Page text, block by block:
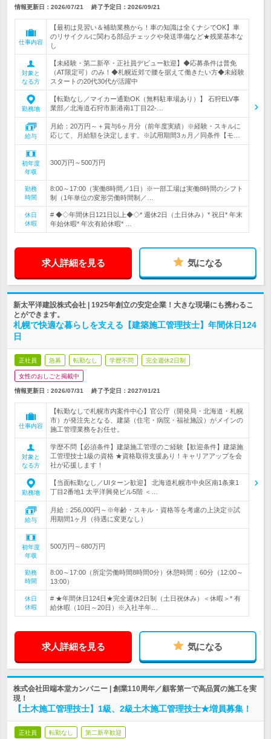
情報更新日：2026/07/21 終了予定日： 2026/09/21
仕事内容
【最初は見習い＆補助業務から！車の知識は全くナシでOK】車
のリサイクルに関わる部品チェックや発送準備など★残業基本な
し
対象と
なる方
【未経験・第二新卒・正社員デビュー歓迎】◆応募条件は普免
（AT限定可）のみ！◆札幌近郊で腰を据えて働きたい方◆未経験
スタートの20代30代が活躍中
勤務地
【転勤なし／マイカー通勤OK（無料駐車場あり）】 石狩ELV事
業部／北海道石狩市新港南1丁目22-…
給与
月給：20万円～＋賞与6ヶ月分（前年度実績）※経験・スキルに
応じて、月給額を決定します。※試用期間3ヵ月／同条件【モ…
初年度
年収
300万円～500万円
勤務
時間
8:00～17:00（実働8時間／1日）※一部工場は実働8時間のシフト
制（1年単位の変形労働時間制／…
休日
休暇
# ◆◇年間休日121日以上◆◇* 週休2日（土日休み）* 祝日* 年末
年始休暇* 年次有給休暇* …
求人詳細を見る 気になる
新太平洋建設株式会社 | 1925年創立の安定企業！大きな現場にも携わるこ
とができます。
札幌で快適な暮らしを支える【建築施工管理技士】年間休日124
日
正社員 急募 転勤なし 学歴不問 完全週休2日制
女性のおしごと掲載中
情報更新日：2026/07/31 終了予定日： 2027/01/21
仕事内容
【転勤なしで札幌市内案件中心】官公庁（開発局・北海道・札幌
市）が発注先となる、建築（住宅・病院・福祉施設）がメインの
施工管理業務をお任せ。
対象と
なる方
学歴不問【必須条件】建築施工管理のご経験【歓迎条件】建築施
工管理技士1級の資格 ★資格取得支援あり！キャリアアップを会
社が応援します！
勤務地
【当面転勤なし／UIターン歓迎】 北海道札幌市中央区南1条東1
丁目2番地1 太平洋興発ビル5階 ＜…
給与
月給：256,000円～※年齢・スキル・資格等を考慮の上決定※試
用期間1ヶ月（待遇に変更なし）
初年度
年収
500万円～680万円
勤務
時間
8:00～17:00（所定労働時間8時間0分）休憩時間：60分（12:00～
13:00）
休日
休暇
# ★年間休日124日★完全週休2日制（土日祝休み）＜休暇＞* 有
給休暇（10日～20日）※入社半年…
求人詳細を見る 気になる
株式会社田端本堂カンパニー | 創業110周年／顧客第一で高品質の施工を実
現！
【土木施工管理技士】1級、2級土木施工管理技士★増員募集！
正社員 転勤なし 第二新卒歓迎